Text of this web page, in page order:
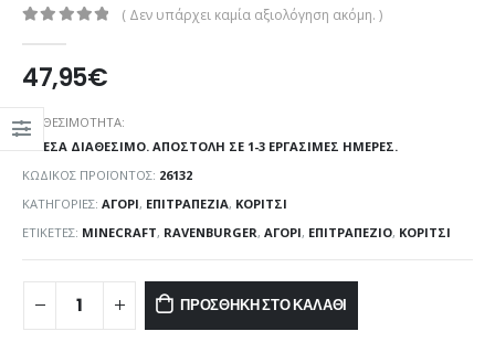
( Δεν υπάρχει καμία αξιολόγηση ακόμη. )
47,95€
ΔΙΑΘΕΣΙΜΌΤΗΤΑ:
ΆΜΕΣΑ ΔΙΑΘΈΣΙΜΟ. ΑΠΟΣΤΟΛΉ ΣΕ 1-3 ΕΡΓΆΣΙΜΕΣ ΗΜΈΡΕΣ.
ΚΩΔΙΚΌΣ ΠΡΟΪΌΝΤΟΣ: 26132
ΚΑΤΗΓΟΡΊΕΣ: ΑΓΌΡΙ, ΕΠΙΤΡΑΠΕΖΊΑ, ΚΟΡΊΤΣΙ
ΕΤΙΚΈΤΕΣ: MINECRAFT, RAVENBURGER, ΑΓΌΡΙ, ΕΠΙΤΡΑΠΈΖΙΟ, ΚΟΡΊΤΣΙ
ΠΡΟΣΘΉΚΗ ΣΤΟ ΚΑΛΆΘΙ